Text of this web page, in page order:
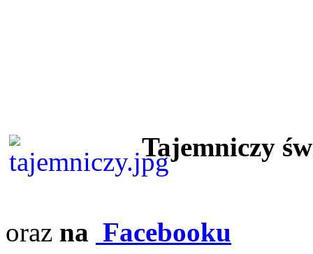
Tajemniczy
oraz na Facebooku